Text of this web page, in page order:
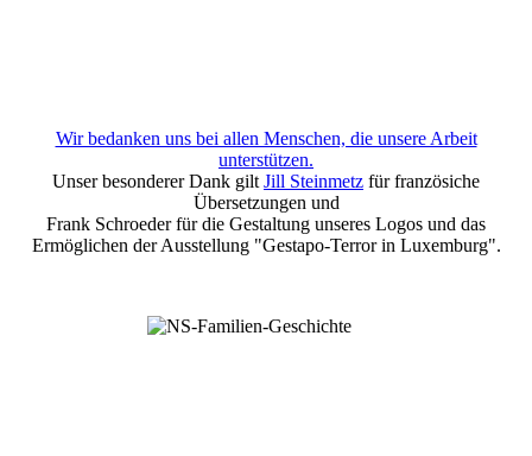
Wir bedanken uns bei allen Menschen, die unsere Arbeit
unterstützen.
Unser besonderer Dank gilt Jill Steinmetz für französiche
Übersetzungen und
Frank Schroeder für die Gestaltung unseres Logos und das
Ermöglichen der Ausstellung "Gestapo-Terror in Luxemburg".